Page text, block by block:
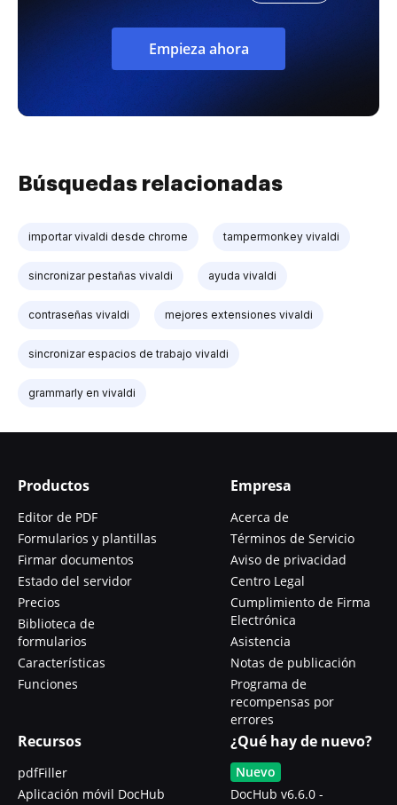
Empieza ahora
Búsquedas relacionadas
importar vivaldi desde chrome tampermonkey vivaldi
sincronizar pestañas vivaldi ayuda vivaldi
contraseñas vivaldi mejores extensiones vivaldi
sincronizar espacios de trabajo vivaldi
grammarly en vivaldi
Productos
Editor de PDF
Formularios y plantillas
Firmar documentos
Estado del servidor
Precios
Biblioteca de
formularios
Características
Funciones
Empresa
Acerca de
Términos de Servicio
Aviso de privacidad
Centro Legal
Cumplimiento de Firma
Electrónica
Asistencia
Notas de publicación
Programa de
recompensas por
errores
Recursos
pdfFiller
Aplicación móvil DocHub
¿Qué hay de nuevo?
Nuevo
DocHub v6.6.0 -